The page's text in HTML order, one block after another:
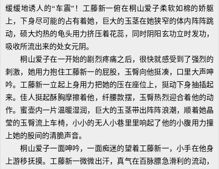
缓缓地诱人的“车震”！工藤新一俯在桐山爱子柔软如棉的娇躯
上，下身尽可能的占有着她，巨大的玉茎在她狭窄的体内阵阵跳
动，硕大灼热的龟头用力挤压着花蕊，同时阴阳玄功立时发功，
吸收所流出来的处女元阴。
桐山爱子在一开始的剧烈疼痛之后，很快就感受到了强烈的
刺激，她用力抱住工藤新一的屁股，玉臀向他挺凑，口里大声呻
吟。工藤新一立起上身用力把她的压在座位上，挺动下身抽插起
来。佳人挺起酥胸摩擦着他，纤腰款摆，玉臀热烈迎合着他的动
作。蜜壶内一片温暖湿润，巨大的玉茎带出阵阵浪潮，顺着她晶
莹的玉臀流上车椅，小小的无人小巷里里响起了他的小腹用力撞
上她的股间的清脆声音。
桐山爱子一面呻吟，一面痴迷的望着工藤新一，小手在他身
上游移抚摸。工藤新一微微出汗，真气在百脉膘急滑利的流动，